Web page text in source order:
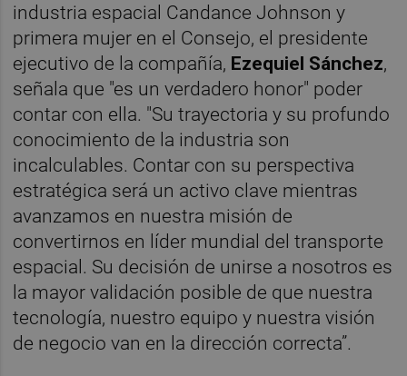
industria espacial Candance Johnson y
primera mujer en el Consejo, el presidente
ejecutivo de la compañía, Ezequiel Sánchez,
señala que "es un verdadero honor" poder
contar con ella. "Su trayectoria y su profundo
conocimiento de la industria son
incalculables. Contar con su perspectiva
estratégica será un activo clave mientras
avanzamos en nuestra misión de
convertirnos en líder mundial del transporte
espacial. Su decisión de unirse a nosotros es
la mayor validación posible de que nuestra
tecnología, nuestro equipo y nuestra visión
de negocio van en la dirección correcta”.